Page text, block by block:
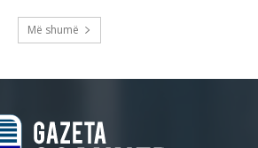
Më shumë